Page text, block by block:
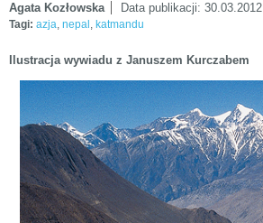
Agata Kozłowska Data publikacji: 30.03.2012
Tagi: azja, nepal , katmandu
Ilustracja wywiadu z Januszem Kurczabem